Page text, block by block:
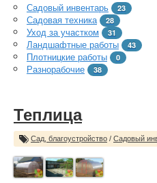
Садовый инвентарь 23
Садовая техника 28
Уход за участком 31
Ландшафтные работы 43
Плотницкие работы 0
Разнорабочие 38
Теплица
Сад, благоустройство / Садовый